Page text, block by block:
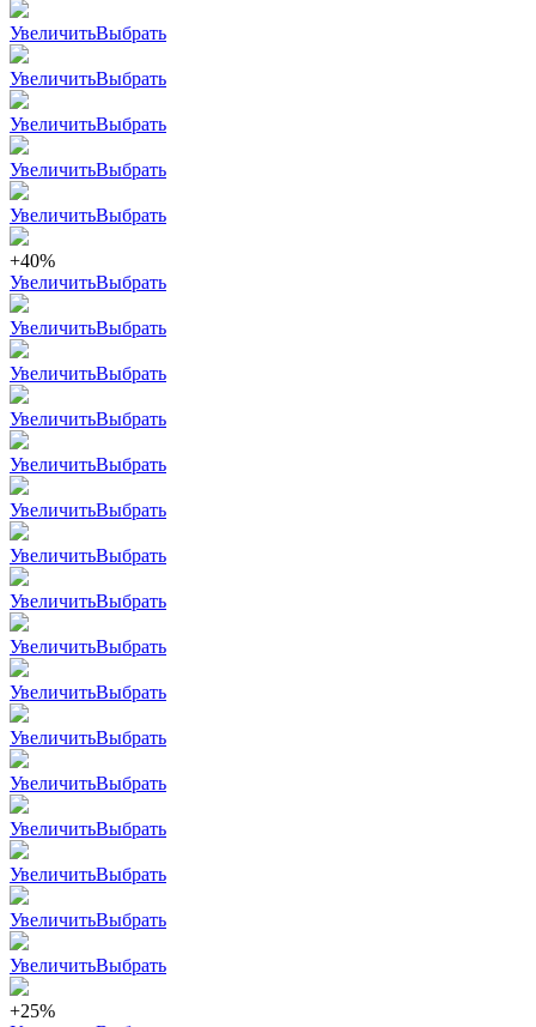
УвеличитьВыбрать
УвеличитьВыбрать
УвеличитьВыбрать
УвеличитьВыбрать
УвеличитьВыбрать
+40%
УвеличитьВыбрать
УвеличитьВыбрать
УвеличитьВыбрать
УвеличитьВыбрать
УвеличитьВыбрать
УвеличитьВыбрать
УвеличитьВыбрать
УвеличитьВыбрать
УвеличитьВыбрать
УвеличитьВыбрать
УвеличитьВыбрать
УвеличитьВыбрать
УвеличитьВыбрать
УвеличитьВыбрать
УвеличитьВыбрать
УвеличитьВыбрать
+25%